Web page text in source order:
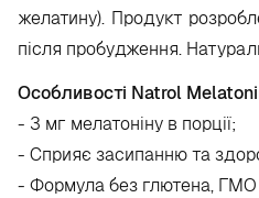
желатину). Продукт
після пробудження.
Особливості Natrol
- 3 мг мелатоніну в порції;
- Сприяє засипанню та
- Формула без глютена, ГМО